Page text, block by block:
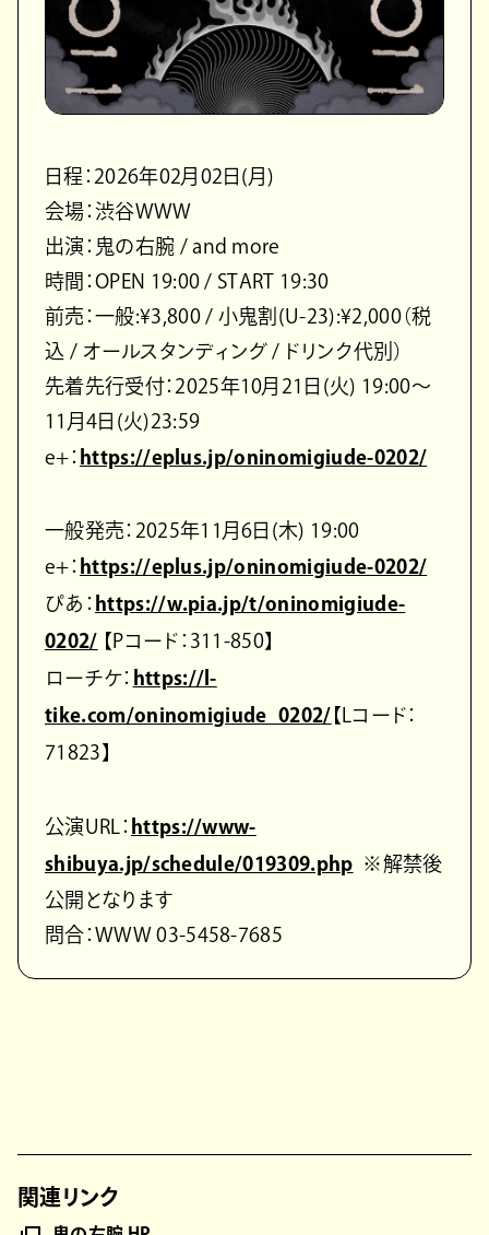
日程：2026年02月02日(月)
会場：渋谷WWW
出演：鬼の右腕 / and more
時間：OPEN 19:00 / START 19:30
前売：一般:¥3,800 / 小鬼割(U-23):¥2,000（税
込 / オールスタンディング / ドリンク代別）
先着先行受付：2025年10月21日(火) 19:00〜
11月4日(火)23:59
e+： https://eplus.jp/oninomigiude-0202/
一般発売：2025年11月6日(木) 19:00
e+： https://eplus.jp/oninomigiude-0202/
ぴあ： https://w.pia.jp/t/oninomigiude-
0202/ 【Pコード：311-850】
ローチケ： https://l-
tike.com/oninomigiude_0202/ 【Lコード：
71823】
公演URL： https://www-
shibuya.jp/schedule/019309.php ※解禁後
公開となります
問合：WWW 03-5458-7685
関連リンク